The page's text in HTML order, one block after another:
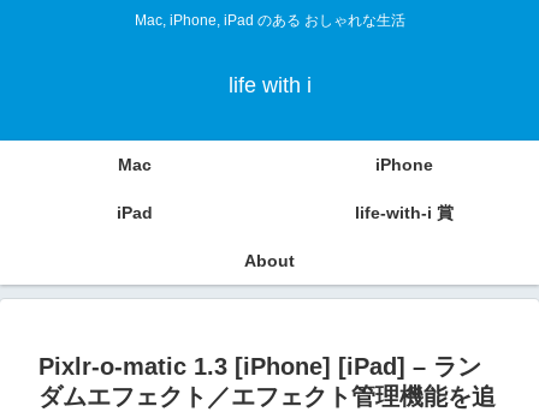
Mac, iPhone, iPad のある おしゃれな生活
life with i
Mac iPhone
iPad life-with-i 賞
About
Pixlr-o-matic 1.3 [iPhone] [iPad] – ラン
ダムエフェクト／エフェクト管理機能を追